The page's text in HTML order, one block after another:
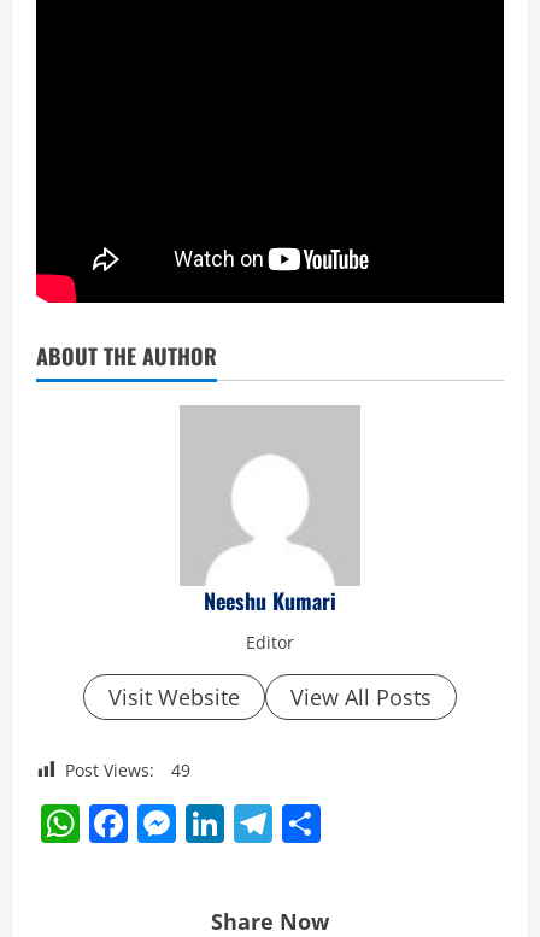
ABOUT THE AUTHOR
Neeshu Kumari
Editor
Visit Website View All Posts
Post Views: 49
WhatsApp
Facebook
Messenger
LinkedIn
Telegram
Share Now